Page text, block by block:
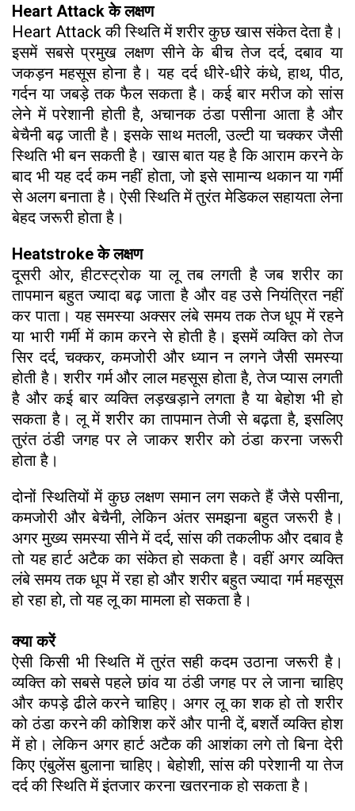
Heart Attack के लक्षण
Heart Attack की स्थिति में शरीर कुछ खास संकेत देता है।
इसमें सबसे प्रमुख लक्षण सीने के बीच तेज दर्द, दबाव या
जकड़न महसूस होना है। यह दर्द धीरे-धीरे कंधे, हाथ, पीठ,
गर्दन या जबड़े तक फैल सकता है। कई बार मरीज को सांस
लेने में परेशानी होती है, अचानक ठंडा पसीना आता है और
बेचैनी बढ़ जाती है। इसके साथ मतली, उल्टी या चक्कर जैसी
स्थिति भी बन सकती है। खास बात यह है कि आराम करने के
बाद भी यह दर्द कम नहीं होता, जो इसे सामान्य थकान या गर्मी
से अलग बनाता है। ऐसी स्थिति में तुरंत मेडिकल सहायता लेना
बेहद जरूरी होता है।
Heatstroke के लक्षण
दूसरी ओर, हीटस्ट्रोक या लू तब लगती है जब शरीर का
तापमान बहुत ज्यादा बढ़ जाता है और वह उसे नियंत्रित नहीं
कर पाता। यह समस्या अक्सर लंबे समय तक तेज धूप में रहने
या भारी गर्मी में काम करने से होती है। इसमें व्यक्ति को तेज
सिर दर्द, चक्कर, कमजोरी और ध्यान न लगने जैसी समस्या
होती है। शरीर गर्म और लाल महसूस होता है, तेज प्यास लगती
है और कई बार व्यक्ति लड़खड़ाने लगता है या बेहोश भी हो
सकता है। लू में शरीर का तापमान तेजी से बढ़ता है, इसलिए
तुरंत ठंडी जगह पर ले जाकर शरीर को ठंडा करना जरूरी
होता है।
दोनों स्थितियों में कुछ लक्षण समान लग सकते हैं जैसे पसीना,
कमजोरी और बेचैनी, लेकिन अंतर समझना बहुत जरूरी है।
अगर मुख्य समस्या सीने में दर्द, सांस की तकलीफ और दबाव है
तो यह हार्ट अटैक का संकेत हो सकता है। वहीं अगर व्यक्ति
लंबे समय तक धूप में रहा हो और शरीर बहुत ज्यादा गर्म महसूस
हो रहा हो, तो यह लू का मामला हो सकता है।
क्या करें
ऐसी किसी भी स्थिति में तुरंत सही कदम उठाना जरूरी है।
व्यक्ति को सबसे पहले छांव या ठंडी जगह पर ले जाना चाहिए
और कपड़े ढीले करने चाहिए। अगर लू का शक हो तो शरीर
को ठंडा करने की कोशिश करें और पानी दें, बशर्ते व्यक्ति होश
में हो। लेकिन अगर हार्ट अटैक की आशंका लगे तो बिना देरी
किए एंबुलेंस बुलाना चाहिए। बेहोशी, सांस की परेशानी या तेज
दर्द की स्थिति में इंतजार करना खतरनाक हो सकता है।